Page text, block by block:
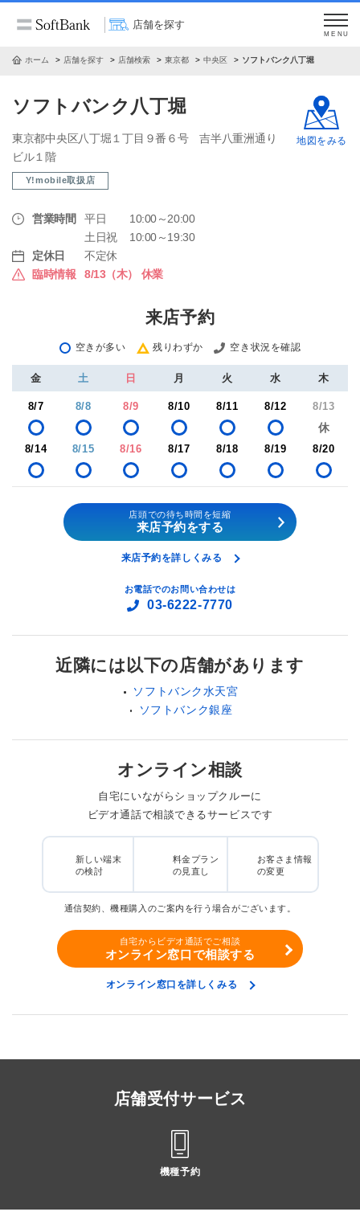
店舗を探す
MENU
ホーム 店舗を探す 店舗検索 東京都 中央区 ソフトバンク八丁堀
ソフトバンク八丁堀
東京都中央区八丁堀１丁目９番６号 吉半八重洲通り
ビル１階
Y!mobile取扱店
営業時間 平日
10:00～20:00
土日祝
10:00～19:30
定休日
不定休
臨時情報
8/13（木） 休業
地図をみる
来店予約
空きが多い 残りわずか 空き状況を確認
金 土 日 月 火 水 木
8/7 8/8 8/9 8/10 8/11 8/12 8/13
8/14 8/15 8/16 8/17 8/18 8/19 8/20
店頭での待ち時間を短縮
来店予約をする
来店予約を詳しくみる
お電話でのお問い合わせは
03-6222-7770
近隣には以下の店舗があります
ソフトバンク水天宮
ソフトバンク銀座
オンライン相談
自宅にいながらショップクルーに
ビデオ通話で相談できるサービスです
新しい端末
の検討
料金プラン
の見直し
お客さま情報
の変更
通信契約、機種購入のご案内を行う場合がございます。
自宅からビデオ通話でご相談
オンライン窓口で相談する
オンライン窓口を詳しくみる
店舗受付サービス
機種予約